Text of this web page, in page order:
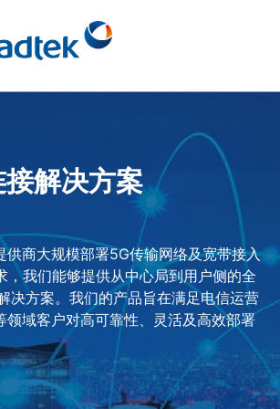
解决方​​案
供商大规模部署5G传输网络及宽带接入
，我们能够提供从中心局到用户侧的全
决方案。我们的产品旨在满足电信运营
领域客户对高可靠性、灵活及高效部署